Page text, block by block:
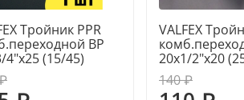
Тройник PPR
ВР
4"х25 (15/45)
VALFEX
20х1/2"х20
140 ₽